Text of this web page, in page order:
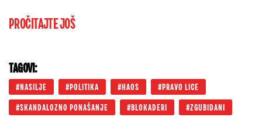
PROČITAJTE JOŠ
TAGOVI:
NASILJE POLITIKA HAOS PRAVO LICE
SKANDALOZNO PONAŠANJE BLOKADERI ZGUBIDANI